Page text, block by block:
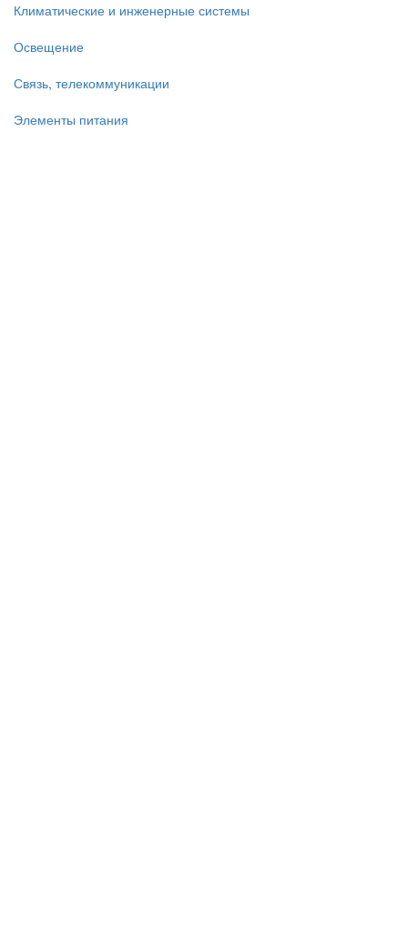
Климатические и инженерные системы
Освещение
Связь, телекоммуникации
Элементы питания